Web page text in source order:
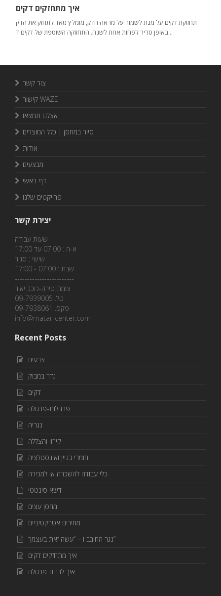
איך מתחזקים דקים
תחזוקת דקים על מנת לשמור על מראה הדק, מומלץ מאד לתחזק את הדק
באופן סדיר לפחות אחת לשנה. התחזוקה השוטפת של דקים ד...
צור קשר
קישור WAZE
אצלנו תמצאו
סיור במחסן | כלל המוצרים
אודות
מבצעים
דף ראשי
פרויקטים שלנו
יצירת קשר
שעות עבודה
א-ה : 07:00 עד 17:00
שישי : סגור
שבת : 07:00 - 17:00
------------------------
צומת טירה-כוכב יאיר
טל. 09-7939005
פקס. 09-7938061
info@matar-center.com
Recent Posts
צבעים
גדר במבוק
דקים
פרגולות-פרגולה
נגריה
קירוי והצללה
חומרי בניין ואינסטלציה
כלי עבודה להשכרה או למכירה
דשא סינטטי
מחסן עצים
מחירים אטרקטיביים
נגר החובב ו – “עשה זאת בעצמך”
איך מתחזקים דקים
איך לבנות פרגולה